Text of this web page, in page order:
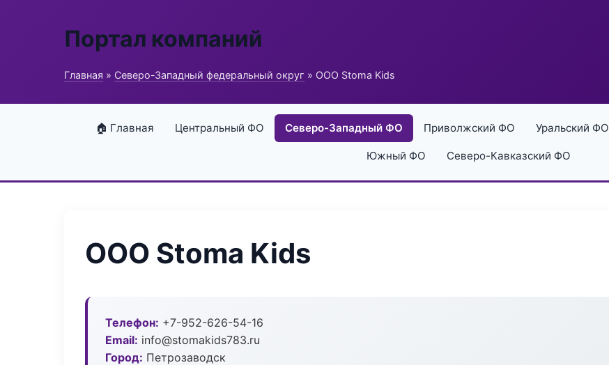
Портал компаний
Главная » Северо-Западный федеральный округ » ООО Stoma Kids
🏠 Главная Центральный ФО Северо-Западный ФО Приволжский ФО Уральский ФО
Южный ФО Северо-Кавказский ФО
ООО Stoma Kids
Телефон: +7-952-626-54-16
Email: info@stomakids783.ru
Город: Петрозаводск